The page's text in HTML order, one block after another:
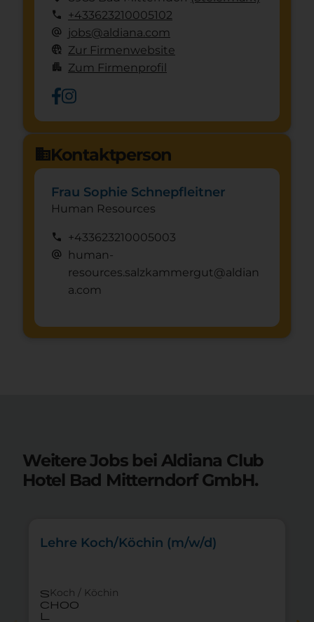
call +433623210005102
alternate_email jobs@aldiana.com
captive_portal Zur Firmenwebsite
apartment Zum Firmenprofil
domainKontaktperson
Frau Sophie Schnepfleitner
Human Resources
call +433623210005003
alternate_email
human-
resources.salzkammergut@aldian
a.com
Weitere Jobs bei Aldiana Club
Hotel Bad Mitterndorf GmbH.
Lehre Koch/Köchin (m/w/d)
s
choo
l
Koch / Köchin